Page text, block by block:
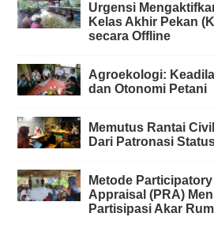
Urgensi
Kelas Akhir Pekan
secara Offline
Agroekologi:
dan Otonomi Petani
Memutus Rantai
Dari Patronasi
Metode Participatory
Appraisal (PRA)
Partisipasi Akar